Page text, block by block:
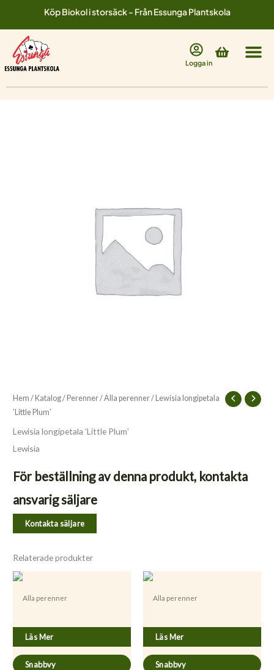
innehåll
Köp Biokol i storsäck - Från Essunga Plantskola
Logga in
Varukorg
Hem / Katalog/ Perenner/Alla perenner/ Lewisia longipetala
’Little Plum’
Lewisia longipetala ’Little Plum’
Lewisia
För beställning av denna produkt, kontakta
ansvarig säljare
Kontakta säljare
Relaterade produkter
Alla perenner
Läs Mer
Snabbvy
Alla perenner
Läs Mer
Snabbvy